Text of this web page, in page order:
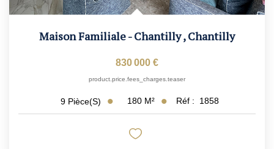
Maison Familiale - Chantilly,Chantilly
830 000 €
product.price.fees_charges.teaser
9 Pièce(s) 180 M² Réf : 1858